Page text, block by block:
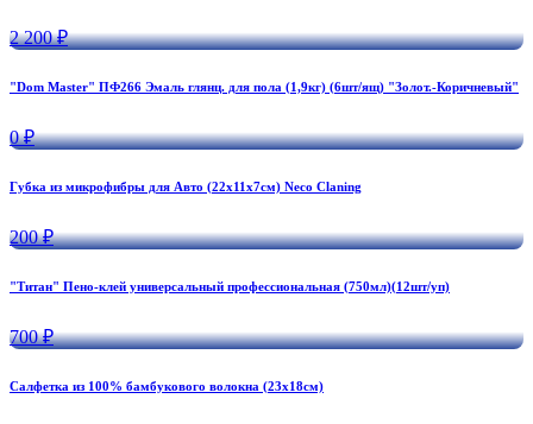
2 200 ₽
"Dom Master" ПФ266 Эмаль глянц. для пола (1,9кг) (6шт/ящ) "Золот.-Коричневый"
0 ₽
Губка из микрофибры для Авто (22х11х7см) Neco Claning
200 ₽
"Титан" Пено-клей универсальный профессиональная (750мл)(12шт/уп)
700 ₽
Салфетка из 100% бамбукового волокна (23х18см)